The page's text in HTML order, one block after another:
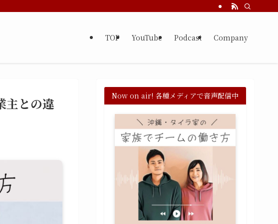
TOP YouTube Podcast Company
主との違
Now on air! 各種メディアで音声配信中